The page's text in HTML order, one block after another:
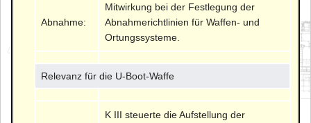
Abnahme:
Mitwirkung bei der Festlegung der
Abnahmerichtlinien für Waffen- und
Ortungssysteme.
Relevanz für die U-Boot-Waffe
K III steuerte die Aufstellung der